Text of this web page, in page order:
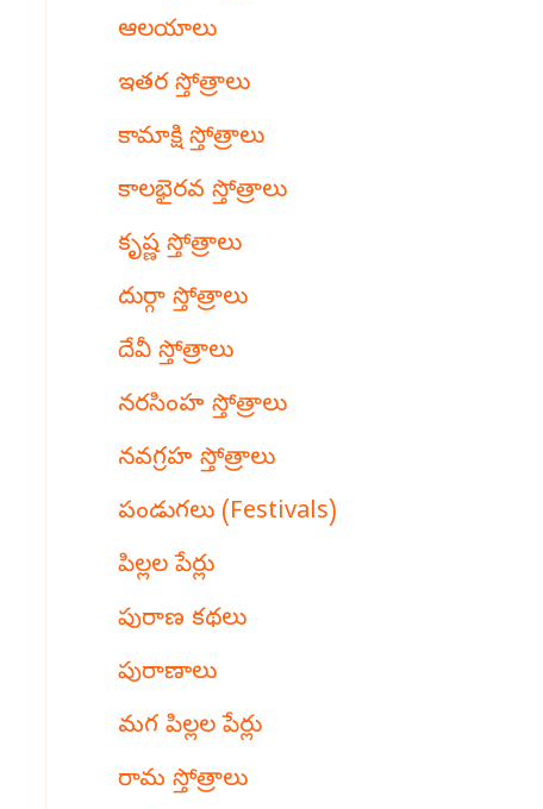
ఆలయాలు
ఇతర స్తోత్రాలు
కామాక్షి స్తోత్రాలు
కాలభైరవ స్తోత్రాలు
కృష్ణ స్తోత్రాలు
దుర్గా స్తోత్రాలు
దేవీ స్తోత్రాలు
నరసింహ స్తోత్రాలు
నవగ్రహ స్తోత్రాలు
పండుగలు (Festivals)
పిల్లల పేర్లు
పురాణ కథలు
పురాణాలు
మగ పిల్లల పేర్లు
రామ స్తోత్రాలు